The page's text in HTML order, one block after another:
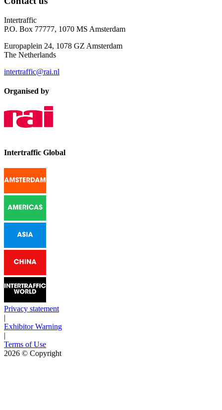
Intertraffic
P.O. Box 77777, 1070 MS Amsterdam
Europaplein 24, 1078 GZ Amsterdam
The Netherlands
intertraffic@rai.nl
Organised by
Intertraffic Global
Privacy statement
|
Exhibitor Warning
|
Terms of Use
2026 © Copyright